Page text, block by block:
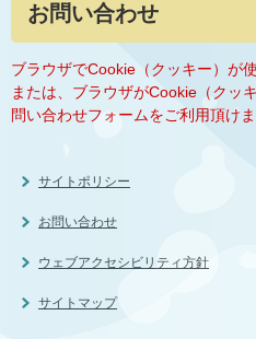
文
お問い合わせ
ブラウザでCookie（クッキー）が
または、ブラウザがCookie（クッ
問い合わせフォームをご利用頂けま
サイトポリシー
お問い合わせ
ウェブアクセシビリティ方針
サイトマップ